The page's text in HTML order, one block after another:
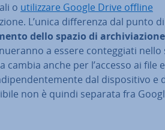
o uti­liz­za­re Google Drive offline
L’unica dif­fe­ren­za dal punto
dello spazio di ar­chi­via­zio­ne
a essere con­teg­gia­ti nello
anche per l’accesso ai file
dal di­spo­si­ti­vo e
non è quindi separata fra